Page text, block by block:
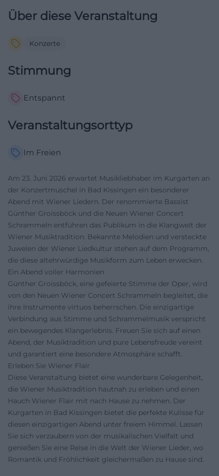
Über diese Veranstaltung
Konzerte
Stimmung
Entspannt
Veranstaltungsorttyp
Im Freien
Am 23. Juni 2026 erwartet Musikliebhaber im Kurgarten an
der Konzertmuschel in Bad Kissingen ein besonderer
Abend mit Wiener Liedern. Der renommierte Bassist
Günther Groissböck und die Neuen Wiener Concert
Schrammeln entführen das Publikum in die Klangwelt der
Wiener Musiktradition. Bekannte Melodien und versteckte
Juwelen der Wiener Liedkultur stehen auf dem Programm,
die diese altehrwürdige Musikform zum Leben erwecken.
Ein Abend voller Harmonien
Günther Groissböck, eine gefeierte Stimme der Oper, wird
von den Neuen Wiener Concert Schrammeln begleitet, die
ihre Instrumente virtuos beherrschen. Die einzigartige
Verbindung aus Stimme und Schrammelmusik verspricht
ein bewegendes Klangerlebnis. Freuen Sie sich auf einen
Abend, der Musiktradition und pure Lebensfreude vereint
und garantiert eine besondere Atmosphäre schafft.
Erleben Sie Wiener Flair
Diese Veranstaltung bietet eine wunderbare Gelegenheit,
die Wiener Musiktradition hautnah zu erleben und einen
Hauch Wiener Flair mit nach Hause zu nehmen. Der
Kurgarten in Bad Kissingen bietet die perfekte Kulisse für
diesen einzigartigen Abend unter freiem Himmel. Lassen
Sie sich verzaubern von der musikalischen Vielfalt und
genießen Sie eine Reise in die Welt der Wiener Lieder, wo
Romantik und Fröhlichkeit gleichermaßen zu Hause sind.